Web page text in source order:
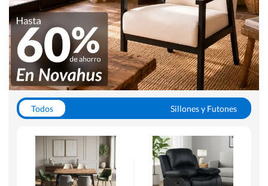
Todos
Sillones y Futones
Escritorios y Sillas PC
Racks y Muebles TV
Alfombras